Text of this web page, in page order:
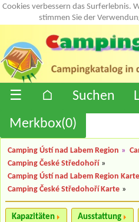
Cookies verbessern das Surferlebnis.
stimmen Sie der
☰ ⌂ Suchen
Merkbox(0)
Camping Ústí nad Labem Region »
Camping České Středohoří »
Camping Ústí nad Labem Region Karte
Camping České Středohoří Karte »
Kapazitäten Ausstattung